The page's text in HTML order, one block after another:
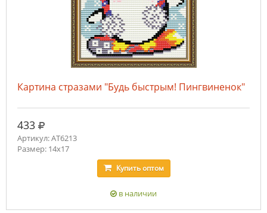
Картина стразами "Будь быстрым! Пингвиненок"
433 руб.
Артикул: AT6213
Размер: 14х17
Купитьоптом
в наличии